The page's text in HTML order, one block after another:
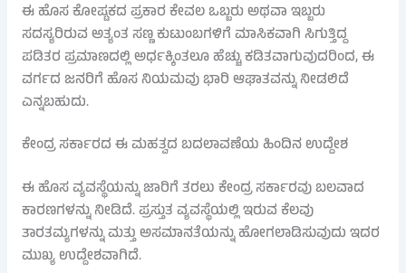
ಈ ಹೊಸ ಕೋಷ್ಟಕದ ಪ್ರಕಾರ ಕೇವಲ ಒಬ್ಬರು ಅಥವಾ ಇಬ್ಬರು
ಸದಸ್ಯರಿರುವ ಅತ್ಯಂತ ಸಣ್ಣ ಕುಟುಂಬಗಳಿಗೆ ಮಾಸಿಕವಾಗಿ ಸಿಗುತ್ತಿದ್ದ
ಪಡಿತರ ಪ್ರಮಾಣದಲ್ಲಿ ಅರ್ಧಕ್ಕಿಂತಲೂ ಹೆಚ್ಚು ಕಡಿತವಾಗುವುದರಿಂದ, ಈ
ವರ್ಗದ ಜನರಿಗೆ ಹೊಸ ನಿಯಮವು ಭಾರಿ ಆಘಾತವನ್ನು ನೀಡಲಿದೆ
ಎನ್ನಬಹುದು.
ಕೇಂದ್ರ ಸರ್ಕಾರದ ಈ ಮಹತ್ವದ ಬದಲಾವಣೆಯ ಹಿಂದಿನ ಉದ್ದೇಶ
ಈ ಹೊಸ ವ್ಯವಸ್ಥೆಯನ್ನು ಜಾರಿಗೆ ತರಲು ಕೇಂದ್ರ ಸರ್ಕಾರವು ಬಲವಾದ
ಕಾರಣಗಳನ್ನು ನೀಡಿದೆ. ಪ್ರಸ್ತುತ ವ್ಯವಸ್ಥೆಯಲ್ಲಿ ಇರುವ ಕೆಲವು
ತಾರತಮ್ಯಗಳನ್ನು ಮತ್ತು ಅಸಮಾನತೆಯನ್ನು ಹೋಗಲಾಡಿಸುವುದು ಇದರ
ಮುಖ್ಯ ಉದ್ದೇಶವಾಗಿದೆ.